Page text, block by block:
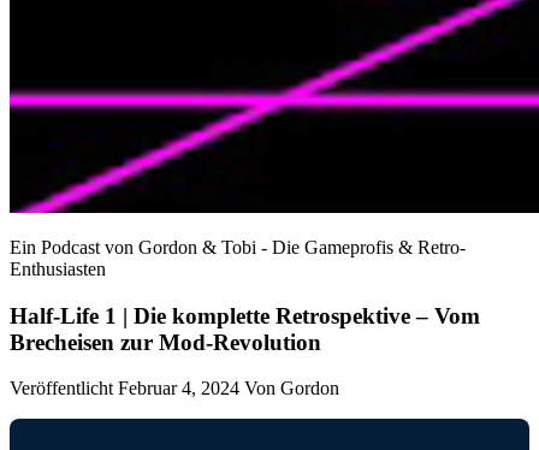
Ein Podcast von Gordon & Tobi - Die Gameprofis & Retro-
Enthusiasten
Half-Life 1 | Die komplette Retrospektive – Vom
Brecheisen zur Mod-Revolution
Veröffentlicht Februar 4, 2024 Von Gordon